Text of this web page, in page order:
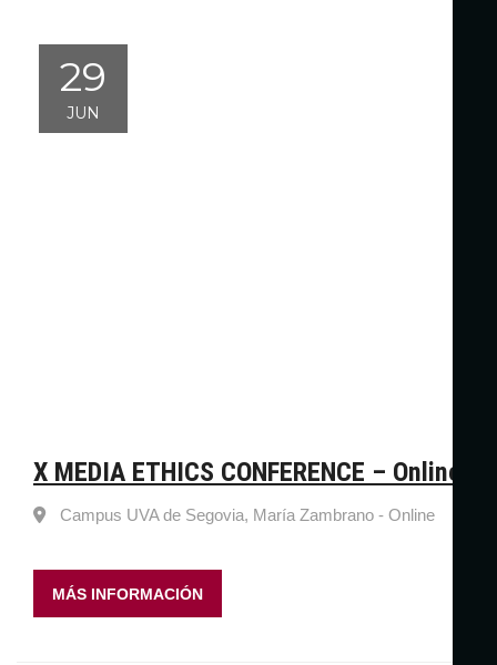
29
JUN
X MEDIA ETHICS CONFERENCE – Online
Campus UVA de Segovia, María Zambrano - Online
MÁS INFORMACIÓN